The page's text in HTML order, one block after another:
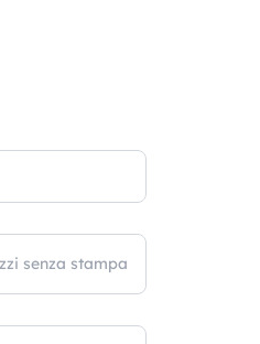
senza stampa